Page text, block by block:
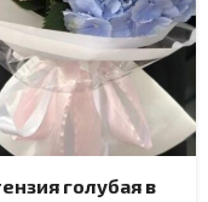
голубая в